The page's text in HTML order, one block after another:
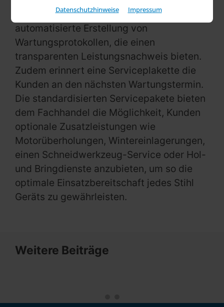
Datenschutzhinweise Impressum
Alle Pakete ermöglichen eine
automatisierte Erstellung von
Wartungsprotokollen, die einen
transparenten Leistungsnachweis bieten.
Zudem erinnert eine Serviceplakette die
Kunden an den nächsten Wartungstermin.
Die standardisierten Servicepakete bieten
dem Fachhandel die Möglichkeit, Kunden
optionale Zusatzleistungen wie
Motorüberholungen, Wintereinlagerungen,
einen Schneidwerkzeug-Service oder Hol-
und Bringdienste anzubieten, um so die
optimale Einsatzbereitschaft jedes Stihl
Geräts zu gewährleisten.
Weitere Beiträge